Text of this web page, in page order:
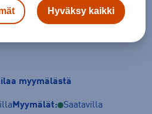
myymälästä
Myymälät: Saatavilla
Hyväksy kaikki